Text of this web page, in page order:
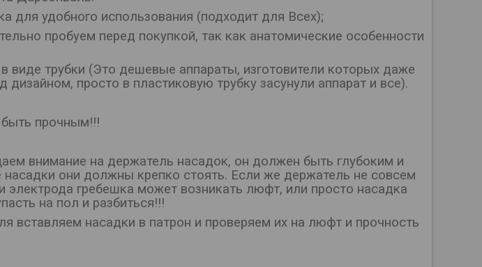
для удобного использования (подходит для Всех);
пробуем перед покупкой, так как анатомические особенности
виде трубки (Это дешевые аппараты, изготовители которых даже
дизайном, просто в пластиковую трубку засунули аппарат и все).
прочным!!!
внимание на держатель насадок, он должен быть глубоким и
они должны крепко стоять. Если же держатель не совсем
электрода гребешка может возникать люфт, или просто насадка
на пол и разбиться!!!
вставляем насадки в патрон и проверяем их на люфт и прочность